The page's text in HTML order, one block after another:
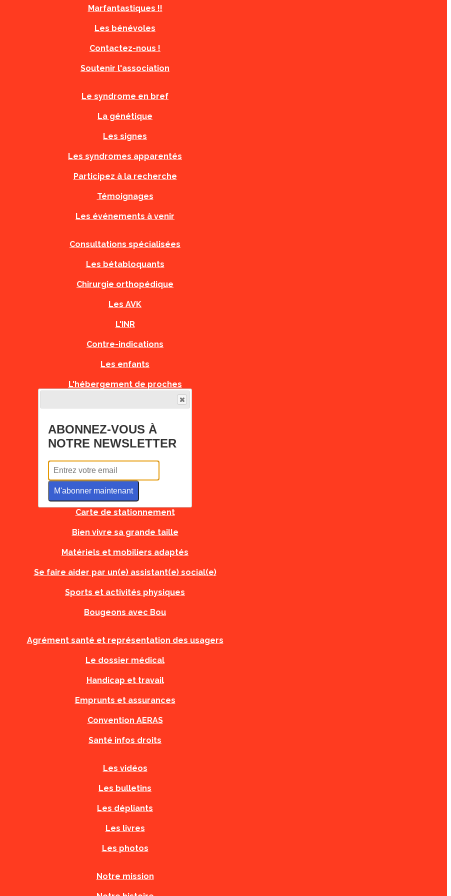
Marfantastiques !!
Les bénévoles
Contactez-nous !
Soutenir l'association
Le syndrome en bref
La génétique
Les signes
Les syndromes apparentés
Participez à la recherche
Témoignages
Les événements à venir
Consultations spécialisées
Les bétabloquants
Chirurgie orthopédique
Les AVK
L'INR
Contre-indications
Les enfants
L'hébergement de proches
Recommandations Grossesse
Fiches Urgences Orphanet
Tous à l'école
Carte d'urgence
Carte de stationnement
Bien vivre sa grande taille
Matériels et mobiliers adaptés
Se faire aider par un(e) assistant(e) social(e)
Sports et activités physiques
Bougeons avec Bou
Agrément santé et représentation des usagers
Le dossier médical
Handicap et travail
Emprunts et assurances
Convention AERAS
Santé infos droits
Les vidéos
Les bulletins
Les dépliants
Les livres
Les photos
Notre mission
ABONNEZ-VOUS À
NOTRE NEWSLETTER
M'abonner maintenant